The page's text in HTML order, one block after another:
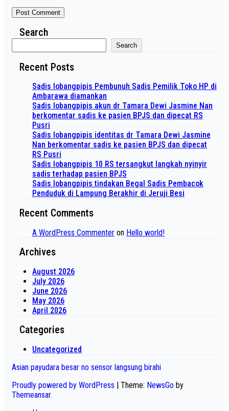
Search
Search
Recent Posts
Sadis lobangpipis Pembunuh Sadis Pemilik Toko HP di
Ambarawa diamankan
Sadis lobangpipis akun dr Tamara Dewi Jasmine Nan
berkomentar sadis ke pasien BPJS dan dipecat RS
Pusri
Sadis lobangpipis identitas dr Tamara Dewi Jasmine
Nan berkomentar sadis ke pasien BPJS dan dipecat
RS Pusri
Sadis lobangpipis 10 RS tersangkut langkah nyinyir
sadis terhadap pasien BPJS
Sadis lobangpipis tindakan Begal Sadis Pembacok
Penduduk di Lampung Berakhir di Jeruji Besi
Recent Comments
A WordPress Commenter on Hello world!
Archives
August 2026
July 2026
June 2026
May 2026
April 2026
Categories
Uncategorized
Asian payudara besar no sensor langsung birahi
Proudly powered by WordPress | Theme: NewsGo by
Themeansar.